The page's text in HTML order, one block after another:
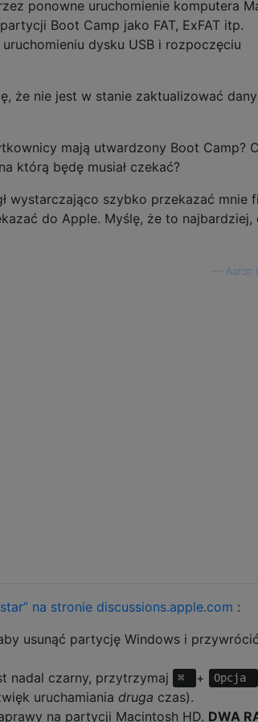
ponowne uruchomienie komputera
Boot Camp jako FAT, ExFAT itp.
dysku USB i rozpoczęciu
że nie jest w stanie zaktualizować
mają utwardzony Boot Camp?
którą będę musiał czekać?
wystarczająco szybko przekazać mnie
do Apple. Myślę, że to najbardziej,
Aaron
na stronie discussions.apple.com :
usunąć partycję Windows i przywrócić
nadal czarny, przytrzymaj
⌘ + Opcja
uruchamiania druga czas).
na partycji Macintosh HD. DWA